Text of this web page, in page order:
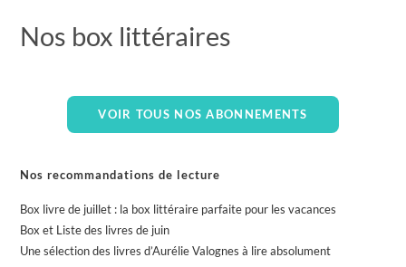
Nos box littéraires
VOIR TOUS NOS ABONNEMENTS
Nos recommandations de lecture
Box livre de juillet : la box littéraire parfaite pour les vacances
Box et Liste des livres de juin
Une sélection des livres d’Aurélie Valognes à lire absolument